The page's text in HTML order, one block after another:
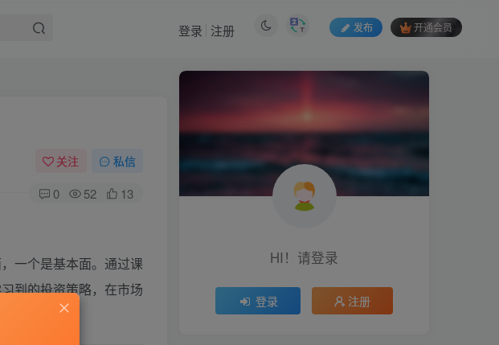
发布 开通会员
登录 注册
关注 私信
0 52 13
一个是基本面。通过课
到的投资策略，在市场
HI！请登录
登录 注册